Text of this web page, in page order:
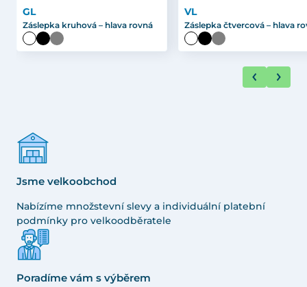
GL
Záslepka kruhová – hlava rovná
VL
Záslepka čtvercová – hlava
Jsme velkoobchod
Nabízíme množstevní slevy a individuální platební
podmínky pro velkoodběratele
Poradíme vám s výběrem